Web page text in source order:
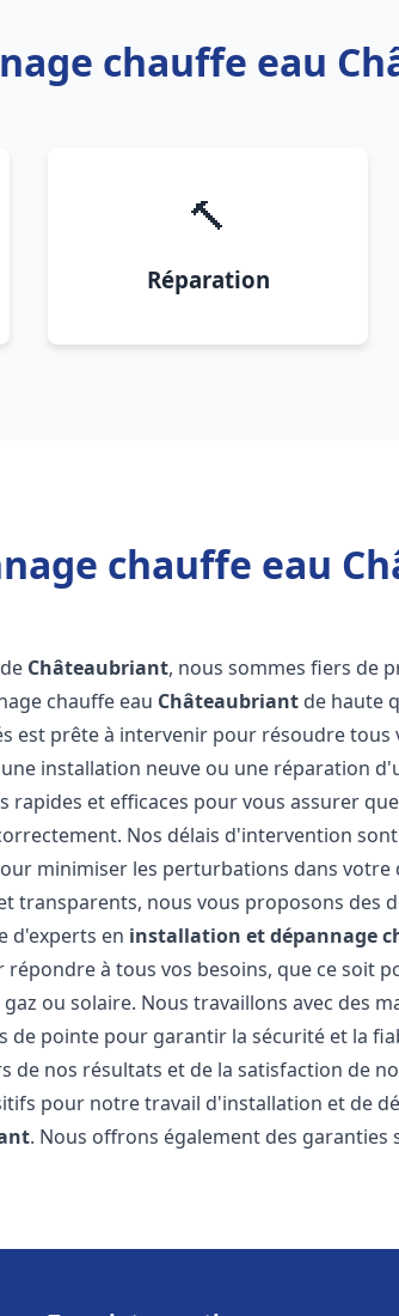
chauffe eau
🔨
Réparation
chauffe eau
Châteaubriant, nous sommes fiers de
chauffe eau Châteaubriant de haute
est prête à intervenir pour résoudre tous
installation neuve ou une réparation
rapides et efficaces pour vous assurer
Nos délais d'intervention
minimiser les perturbations dans
transparents, nous vous proposons des
d'experts en installation et dépannage
à tous vos besoins, que ce soit
ou solaire. Nous travaillons avec des
de pointe pour garantir la sécurité et la
de nos résultats et de la satisfaction de
pour notre travail d'installation et de
. Nous offrons également des garanties